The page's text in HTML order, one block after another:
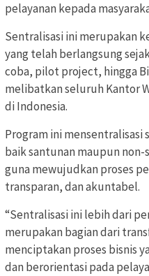
pelayanan kepada
Sentralisasi ini merupakan
yang telah berlangsung
coba, pilot project, hingga
melibatkan seluruh Kantor
di Indonesia.
Program ini mensentralisasi
baik santunan maupun
guna mewujudkan proses
transparan, dan akuntabel.
“Sentralisasi ini lebih dari
merupakan bagian dari
menciptakan proses bisnis
dan berorientasi pada